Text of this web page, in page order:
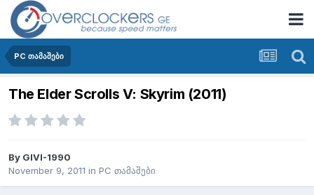
PC თამაშები
The Elder Scrolls V: Skyrim (2011)
By GIVI-1990
November 9, 2011 in PC თამაშები